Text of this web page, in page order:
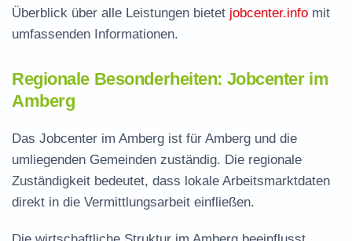
Überblick über alle Leistungen bietet jobcenter.info mit
umfassenden Informationen.
Regionale Besonderheiten: Jobcenter im
Amberg
Das Jobcenter im Amberg ist für Amberg und die
umliegenden Gemeinden zuständig. Die regionale
Zuständigkeit bedeutet, dass lokale Arbeitsmarktdaten
direkt in die Vermittlungsarbeit einfließen.